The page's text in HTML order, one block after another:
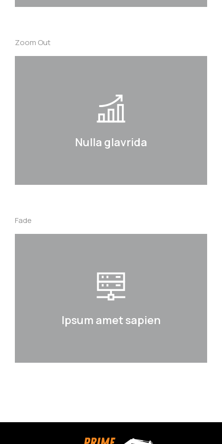
Zoom Out
Nulla glavrida
Curabitur lacinia, sapien et hendrerit
tincidunt, ante urna interdum nunc, quis
Fade
Ipsum amet sapien
Curabitur lacinia, sapien et hendrerit
tincidunt, ante urna interdum nunc, quis